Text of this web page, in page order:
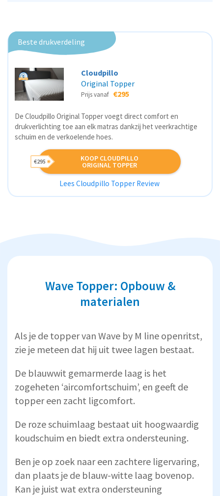
Beste drukverdeling
Cloudpillo
Original Topper
Prijs vanaf €295
De Cloudpillo Original Topper voegt direct comfort en
drukverlichting toe aan elk matras dankzij het veerkrachtige
schuim en de verkoelende hoes.
KOOP CLOUDPILLO
ORIGINAL TOPPER
€295
Lees Cloudpillo Topper Review
Wave Topper: Opbouw &
materialen
Als je de topper van Wave by M line openritst,
zie je meteen dat hij uit twee lagen bestaat.
De blauwwit gemarmerde laag is het
zogeheten ‘aircomfortschuim’, en geeft de
topper een zacht ligcomfort.
De roze schuimlaag bestaat uit hoogwaardig
koudschuim en biedt extra ondersteuning.
Ben je op zoek naar een zachtere ligervaring,
dan plaats je de blauw-witte laag bovenop.
Kan je juist wat extra ondersteuning